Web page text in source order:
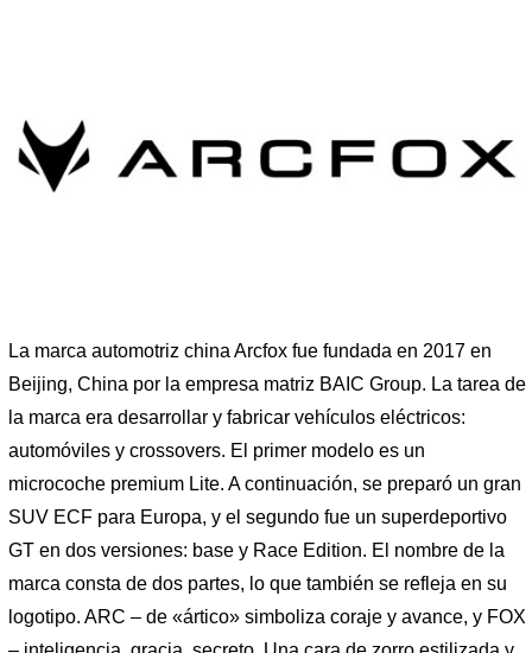
La marca automotriz china Arcfox fue fundada en 2017 en
Beijing, China por la empresa matriz BAIC Group. La tarea de
la marca era desarrollar y fabricar vehículos eléctricos:
automóviles y crossovers. El primer modelo es un
microcoche premium Lite. A continuación, se preparó un gran
SUV ECF para Europa, y el segundo fue un superdeportivo
GT en dos versiones: base y Race Edition. El nombre de la
marca consta de dos partes, lo que también se refleja en su
logotipo. ARC – de «ártico» simboliza coraje y avance, y FOX